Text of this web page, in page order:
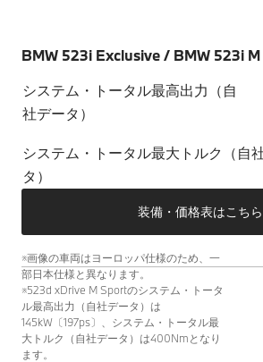
BMW 523i Exclusive / BMW 523i
システム・トータル最高出力（自
社データ）
システム・トータル最大トルク（自
タ）
装備・価格表はこちら
※画像の車両はヨーロッパ仕様のため、一
部日本仕様と異なります。
※523d xDrive M Sportのシステム・トータ
ル最高出力（自社データ）は
145kW〔197ps〕、システム・トータル最
大トルク（自社データ）は400Nmとなり
ます。